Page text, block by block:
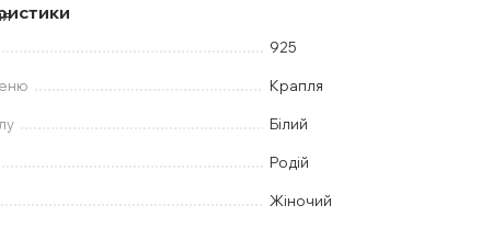
925
Крапля
Білий
Родій
Жіночий